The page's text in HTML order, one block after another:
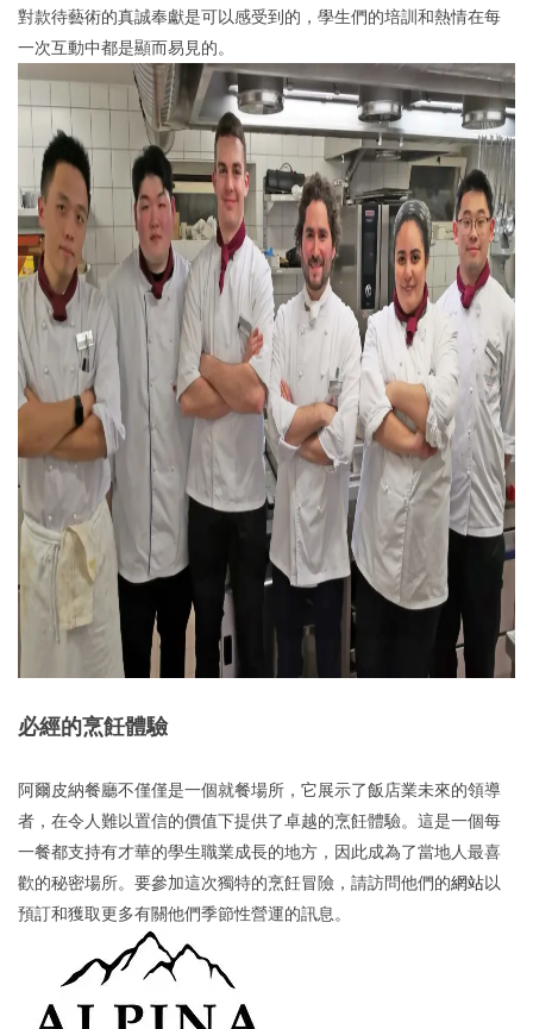
對款待藝術的真誠奉獻是可以感受到的，學生們的培訓和熱情在每
一次互動中都是顯而易見的。
必經的烹飪體驗
阿爾皮納餐廳不僅僅是一個就餐場所，它展示了飯店業未來的領導
者，在令人難以置信的價值下提供了卓越的烹飪體驗。這是一個每
一餐都支持有才華的學生職業成長的地方，因此成為了當地人最喜
歡的秘密場所。要參加這次獨特的烹飪冒險，請訪問他們的網站以
預訂和獲取更多有關他們季節性營運的訊息。